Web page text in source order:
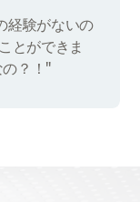
経験がないの
とができま
？！"